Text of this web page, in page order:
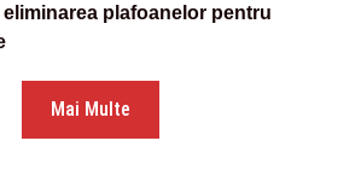
plafoanelor pentru
Mai Multe